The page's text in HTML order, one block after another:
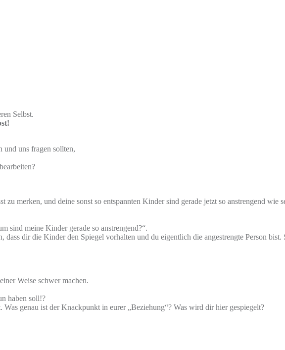
Selbst.
und uns fragen sollten,
zu merken, und deine sonst so entspannten Kinder sind gerade jetzt so anstrengend wie
sind meine Kinder gerade so anstrengend?“.
dir die Kinder den Spiegel vorhalten und du eigentlich die angestrengte Person
Weise schwer machen.
haben soll!?
genau ist der Knackpunkt in eurer „Beziehung“? Was wird dir hier gespiegelt?